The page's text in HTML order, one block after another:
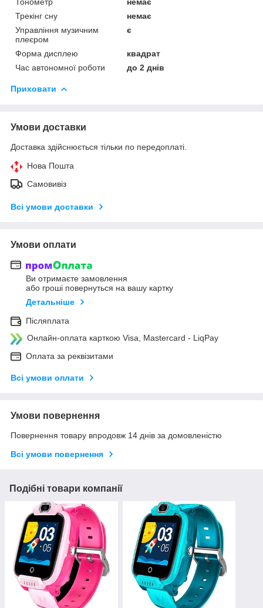
Трекінг сну
немає
Управління музичним
плеєром
є
Форма дисплею
квадрат
Час автономної роботи
до 2 днів
Приховати
Умови доставки
Доставка здійснюється тільки по передоплаті.
Нова Пошта
Самовивіз
Всі умови доставки
Умови оплати
Ви отримаєте замовлення
або гроші повернуться на вашу картку
Детальніше
Післяплата
Онлайн-оплата карткою Visa, Mastercard - LiqPay
Оплата за реквізитами
Всі умови оплати
Умови повернення
Повернення товару впродовж 14 днів за домовленістю
Всі умови повернення
Подібні товари компанії